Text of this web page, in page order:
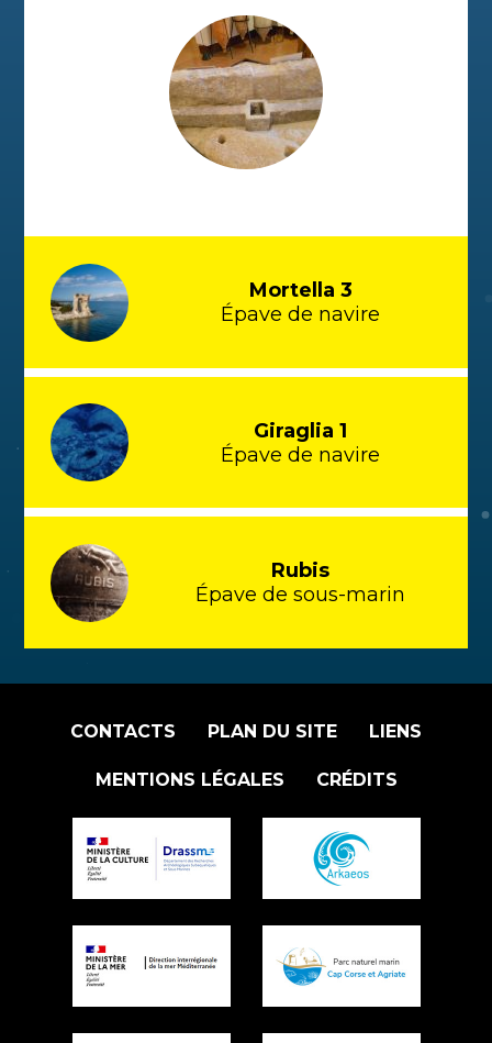
Mortella 3
Épave de navire
Giraglia 1
Épave de navire
Rubis
Épave de sous-marin
CONTACTS PLAN DU SITE LIENS
MENTIONS LÉGALES CRÉDITS